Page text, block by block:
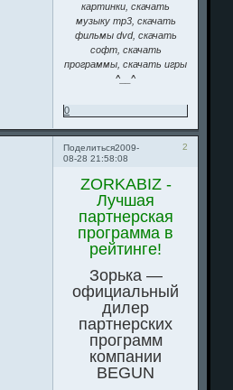
картинки, скачать
музыку mp3, скачать
фильмы dvd, скачать
софт, скачать
программы, скачать игры
^__^
0
Поделиться 2
2009-
08-28 21:58:08
ZORKABIZ -
Лучшая
партнерская
программа в
рейтинге!
Зорька —
официальный
дилер
партнерских
программ
компании
BEGUN